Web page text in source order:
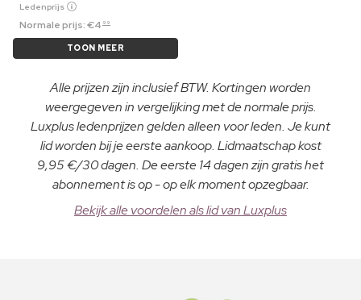
Ledenprijs
Normale prijs:€4 99
TOON MEER
Alle prijzen zijn inclusief BTW. Kortingen worden
weergegeven in vergelijking met de normale prijs.
Luxplus ledenprijzen gelden alleen voor leden. Je kunt
lid worden bij je eerste aankoop. Lidmaatschap kost
9,95 €/30 dagen. De eerste 14 dagen zijn gratis het
abonnement is op - op elk moment opzegbaar.
Bekijk alle voordelen als lid van Luxplus